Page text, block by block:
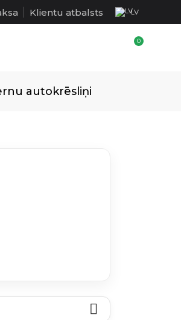
Klientu atbalsts LV
autokrēsliņi
